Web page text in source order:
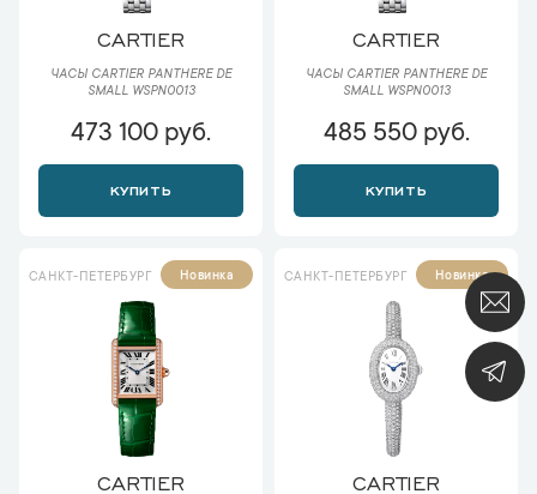
CARTIER
ЧАСЫ CARTIER PANTHERE DE
SMALL WSPN0013
473 100 руб.
КУПИТЬ
CARTIER
ЧАСЫ CARTIER PANTHERE DE
SMALL WSPN0013
485 550 руб.
КУПИТЬ
САНКТ-ПЕТЕРБУРГ Новинка
CARTIER
САНКТ-ПЕТЕРБУРГ Новинка
CARTIER